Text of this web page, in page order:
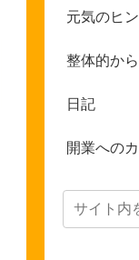
元気のヒン
整体的か
日記
開業への